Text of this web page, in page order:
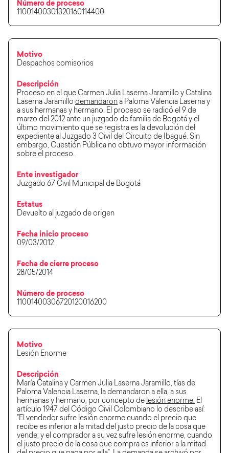
Número de proceso
11001400301320160114400
Motivo
Despachos comisorios
Descripción
Proceso en el que Carmen Julia Laserna Jaramillo y Catalina
Laserna Jaramillo demandaron a Paloma Valencia Laserna y
a sus hermanas y hermano. El proceso se radicó el 9 de
marzo del 2012 ante un juzgado de familia de Bogotá y el
último movimiento que se registra es la devolución del
expediente al Juzgado 3 Civil del Circuito de Ibagué. Sin
embargo, Cuestión Pública no obtuvo mayor información
sobre el proceso.
Ente investigador
Juzgado 67 Civil Municipal de Bogotá
Estatus
Devuelto al juzgado de origen
Fecha inicio proceso
09/03/2012
Fecha de cierre proceso
28/05/2014
Número de proceso
11001400306720120016200
Motivo
Lesión Enorme
Descripción
María Catalina y Carmen Julia Laserna Jaramillo, tías de
Paloma Valencia Laserna, la demandaron a ella, a sus
hermanas y hermano, por concepto de lesión enorme. El
artículo 1947 del Código Civil Colombiano lo describe así:
"El vendedor sufre lesión enorme cuando el precio que
recibe es inferior a la mitad del justo precio de la cosa que
vende; y el comprador a su vez sufre lesión enorme, cuando
el justo precio de la cosa que compra es inferior a la mitad